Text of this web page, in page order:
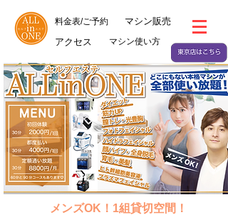
料金表/ご予約
マシン販売
アクセス
マシン使い方
メンズOK！ 1組貸切空間！